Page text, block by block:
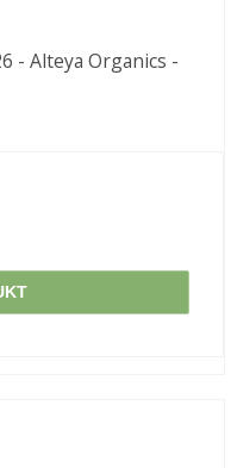
- Alteya Organics -